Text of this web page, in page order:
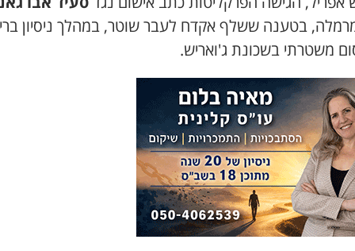
מרמלה, בטענה ששלף אקדח לעבר שוטר, במהלך ניסיון
משטרתי בשכונת ג'ואריש.